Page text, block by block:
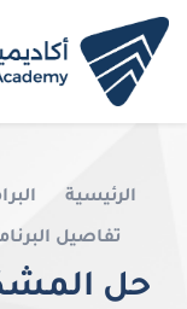
الرئيسية
تفاصيل
حل